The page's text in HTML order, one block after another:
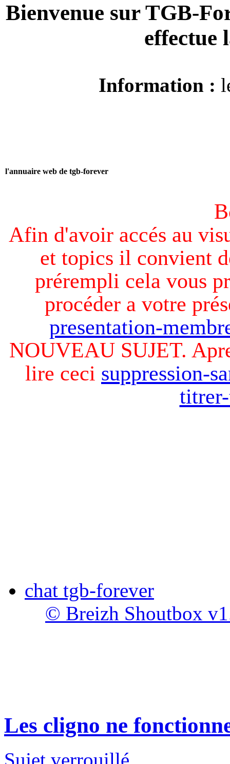
Bienvenue sur TGB-
Information :
l'annuaire web de tgb-forever
Afin d'avoir accés au
et topics il convient
prérempli cela vous
procéder a votre
presentation-
NOUVEAU SUJET.
lire ceci suppression-
chat tgb-forever
© Breizh Shoutbox
Les cligno ne